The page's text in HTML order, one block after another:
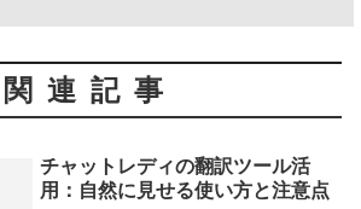
関連記事
チャットレディの翻訳ツール活
用：自然に見せる使い方と注意点